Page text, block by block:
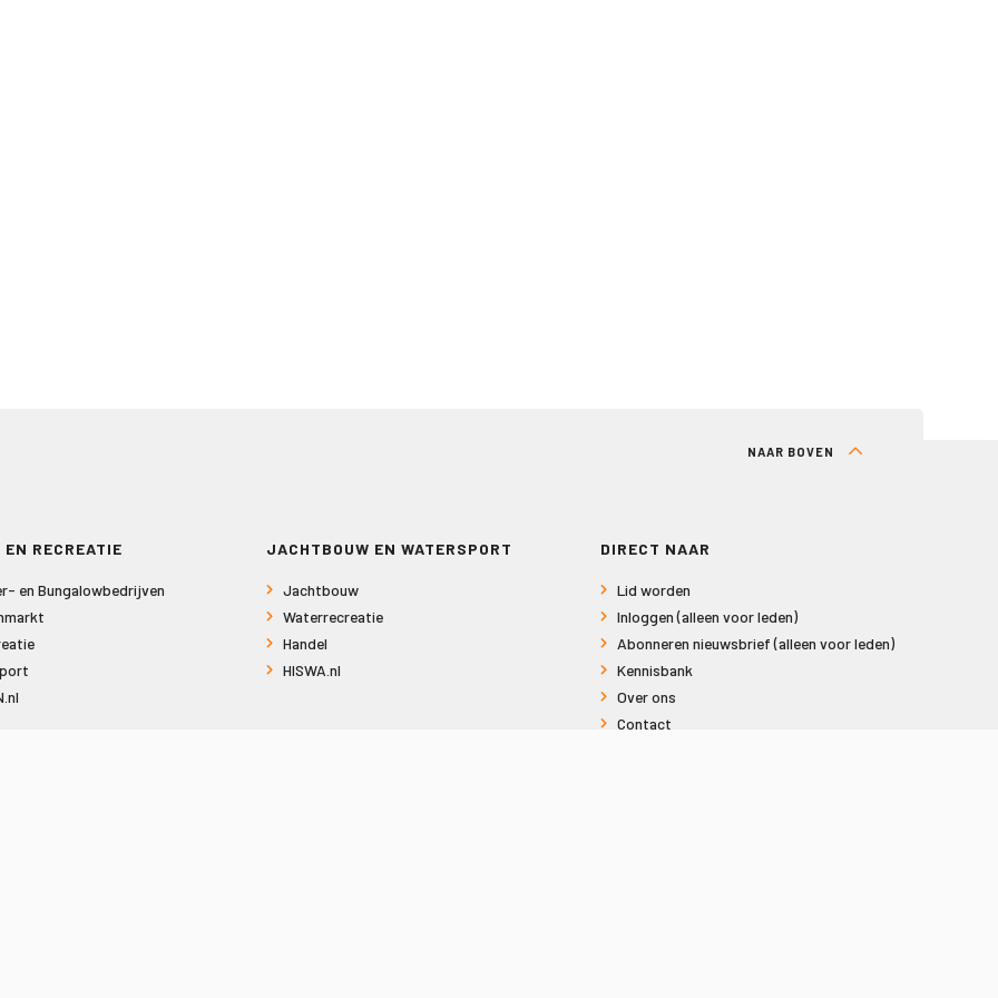
NAAR BOVEN
EN RECREATIE
en Bungalowbedrijven
JACHTBOUW EN WATERSPORT
Jachtbouw
Waterrecreatie
Handel
HISWA.nl
DIRECT NAAR
Lid worden
Inloggen (alleen voor leden)
Abonneren nieuwsbrief (alleen voor leden)
Kennisbank
Over ons
Contact